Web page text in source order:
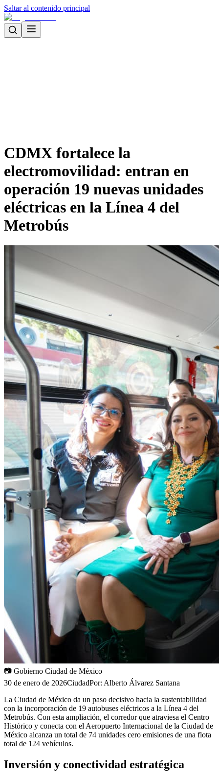
Saltar al contenido principal
CDMX fortalece la
electromovilidad: entran en
operación 19 nuevas unidades
eléctricas en la Línea 4 del
Metrobús
📷 Gobierno Ciudad de México
30 de enero de 2026CiudadPor: Alberto Álvarez Santana
La Ciudad de México da un paso decisivo hacia la sustentabilidad
con la incorporación de 19 autobuses eléctricos a la Línea 4 del
Metrobús. Con esta ampliación, el corredor que atraviesa el Centro
Histórico y conecta con el Aeropuerto Internacional de la Ciudad de
México alcanza un total de 74 unidades cero emisiones de una flota
total de 124 vehículos.
Inversión y conectividad estratégica